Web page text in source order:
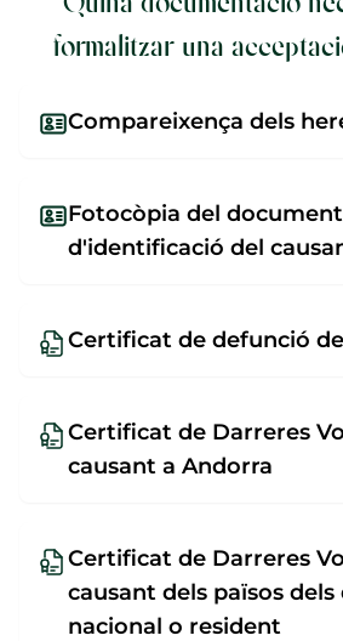
formalitzar una
Compareixença dels
Fotocòpia del document
d'identificació del
Certificat de defunció
Certificat de Darreres
causant a Andorra
Certificat de Darreres
causant dels països dels
nacional o resident